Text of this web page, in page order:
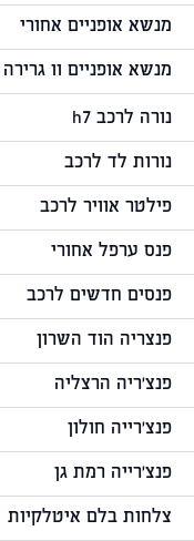
מנשא אופניים אחורי
מנשא אופניים וו גרירה
נורה לרכב h7
נורות לד לרכב
פילטר אוויר לרכב
פנס ערפל אחורי
פנסים חדשים לרכב
פנצריה הוד השרון
פנצ'ריה הרצליה
פנצ'רייה חולון
פנצ'רייה רמת גן
צלחות בלם איטלקיות